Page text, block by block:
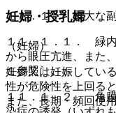
妊婦・授乳婦
（妊婦）
妊婦又は妊娠してい
性が危険性を上回る
また、長期・頻回使
１１．１． 重大な
１１．１．１． 緑
から眼圧亢進、また
１参照〕。
１１．１．２． 角